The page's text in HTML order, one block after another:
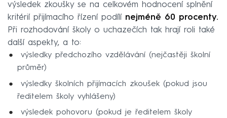
výsledek zkoušky se na celkovém hodnocení splnění
kritérií přijímacího řízení podílí nejméně 60 procenty.
Při rozhodování školy o uchazečích tak hrají roli také
další aspekty, a to:
výsledky předchozího vzdělávání (nejčastěji školní
průměr)
výsledky školních přijímacích zkoušek (pokud jsou
ředitelem školy vyhlášeny)
výsledek pohovoru (pokud je ředitelem školy